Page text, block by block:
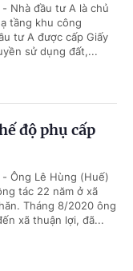
Nhà đầu tư A là chủ
tầng khu công
tư A được cấp Giấy
sử dụng đất,...
độ phụ cấp
Ông Lê Hùng (Huế)
tác 22 năm ở xã
Tháng 8/2020 ông
xã thuận lợi, đã...